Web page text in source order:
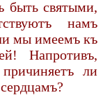
быть святыми,
намъ
мы имеемъ къ
Напротивъ,
ли